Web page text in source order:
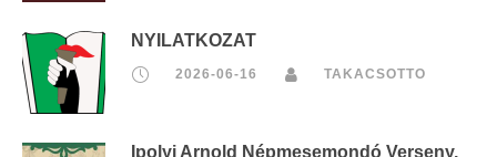
NYILATKOZAT
2026-06-16 TAKACSOTTO
Ipolyi Arnold Népmesemondó Verseny,